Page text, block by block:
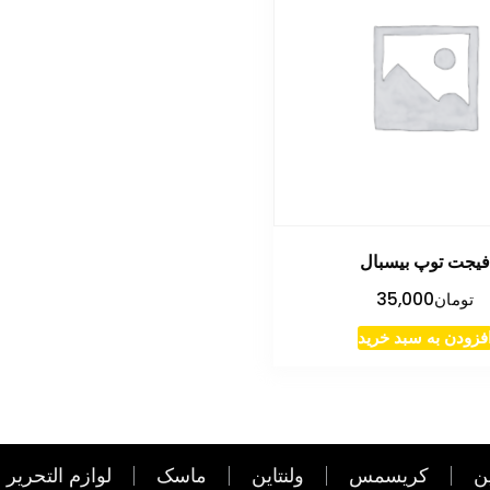
فیجت توپ بیسبال
تومان35,000
به سبد خرید
کریسمس ولنتاین ماسک لوازم التحریر